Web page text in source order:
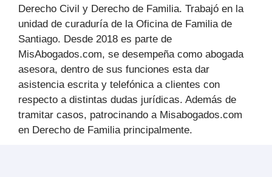
Derecho Civil y Derecho de Familia. Trabajó en la
unidad de curaduría de la Oficina de Familia de
Santiago. Desde 2018 es parte de
MisAbogados.com, se desempeña como abogada
asesora, dentro de sus funciones esta dar
asistencia escrita y telefónica a clientes con
respecto a distintas dudas jurídicas. Además de
tramitar casos, patrocinando a Misabogados.com
en Derecho de Familia principalmente.